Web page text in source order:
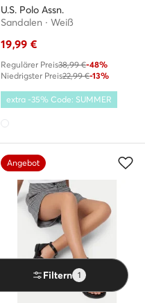
Filtern 1
U.S. Polo Assn.
Sandalen · Weiß
19,99 €
Regulärer Preis38,99 €-48%
Niedrigster Preis22,99 €-13%
extra -35% Code: SUMMER
Angebot